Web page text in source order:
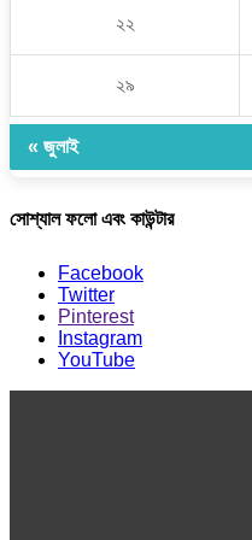
২২
২৯
« জুলাই
সোশ্যাল ফলো এবং কাউন্টার
Facebook
Twitter
Pinterest
Instagram
YouTube